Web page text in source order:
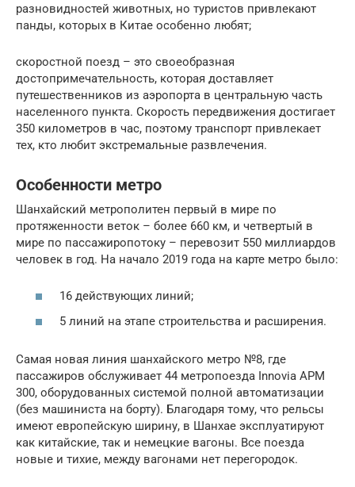
разновидностей животных, но туристов привлекают
панды, которых в Китае особенно любят;
скоростной поезд – это своеобразная
достопримечательность, которая доставляет
путешественников из аэропорта в центральную часть
населенного пункта. Скорость передвижения достигает
350 километров в час, поэтому транспорт привлекает
тех, кто любит экстремальные развлечения.
Особенности метро
Шанхайский метрополитен первый в мире по
протяженности веток – более 660 км, и четвертый в
мире по пассажиропотоку – перевозит 550 миллиардов
человек в год. На начало 2019 года на карте метро было:
16 действующих линий;
5 линий на этапе строительства и расширения.
Самая новая линия шанхайского метро №8, где
пассажиров обслуживает 44 метропоезда Innovia APM
300, оборудованных системой полной автоматизации
(без машиниста на борту). Благодаря тому, что рельсы
имеют европейскую ширину, в Шанхае эксплуатируют
как китайские, так и немецкие вагоны. Все поезда
новые и тихие, между вагонами нет перегородок.